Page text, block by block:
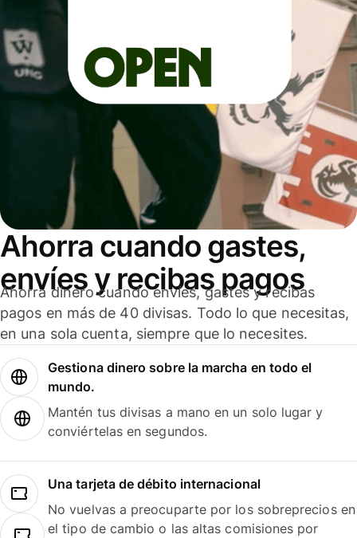
Ahorra cuando gastes,
envíes y recibas pagos
Ahorra dinero cuando envíes, gastes y recibas
pagos en más de 40 divisas. Todo lo que necesitas,
en una sola cuenta, siempre que lo necesites.
Gestiona dinero sobre la marcha en todo el
mundo.
Mantén tus divisas a mano en un solo lugar y
conviértelas en segundos.
Una tarjeta de débito internacional
No vuelvas a preocuparte por los sobreprecios en
el tipo de cambio o las altas comisiones por